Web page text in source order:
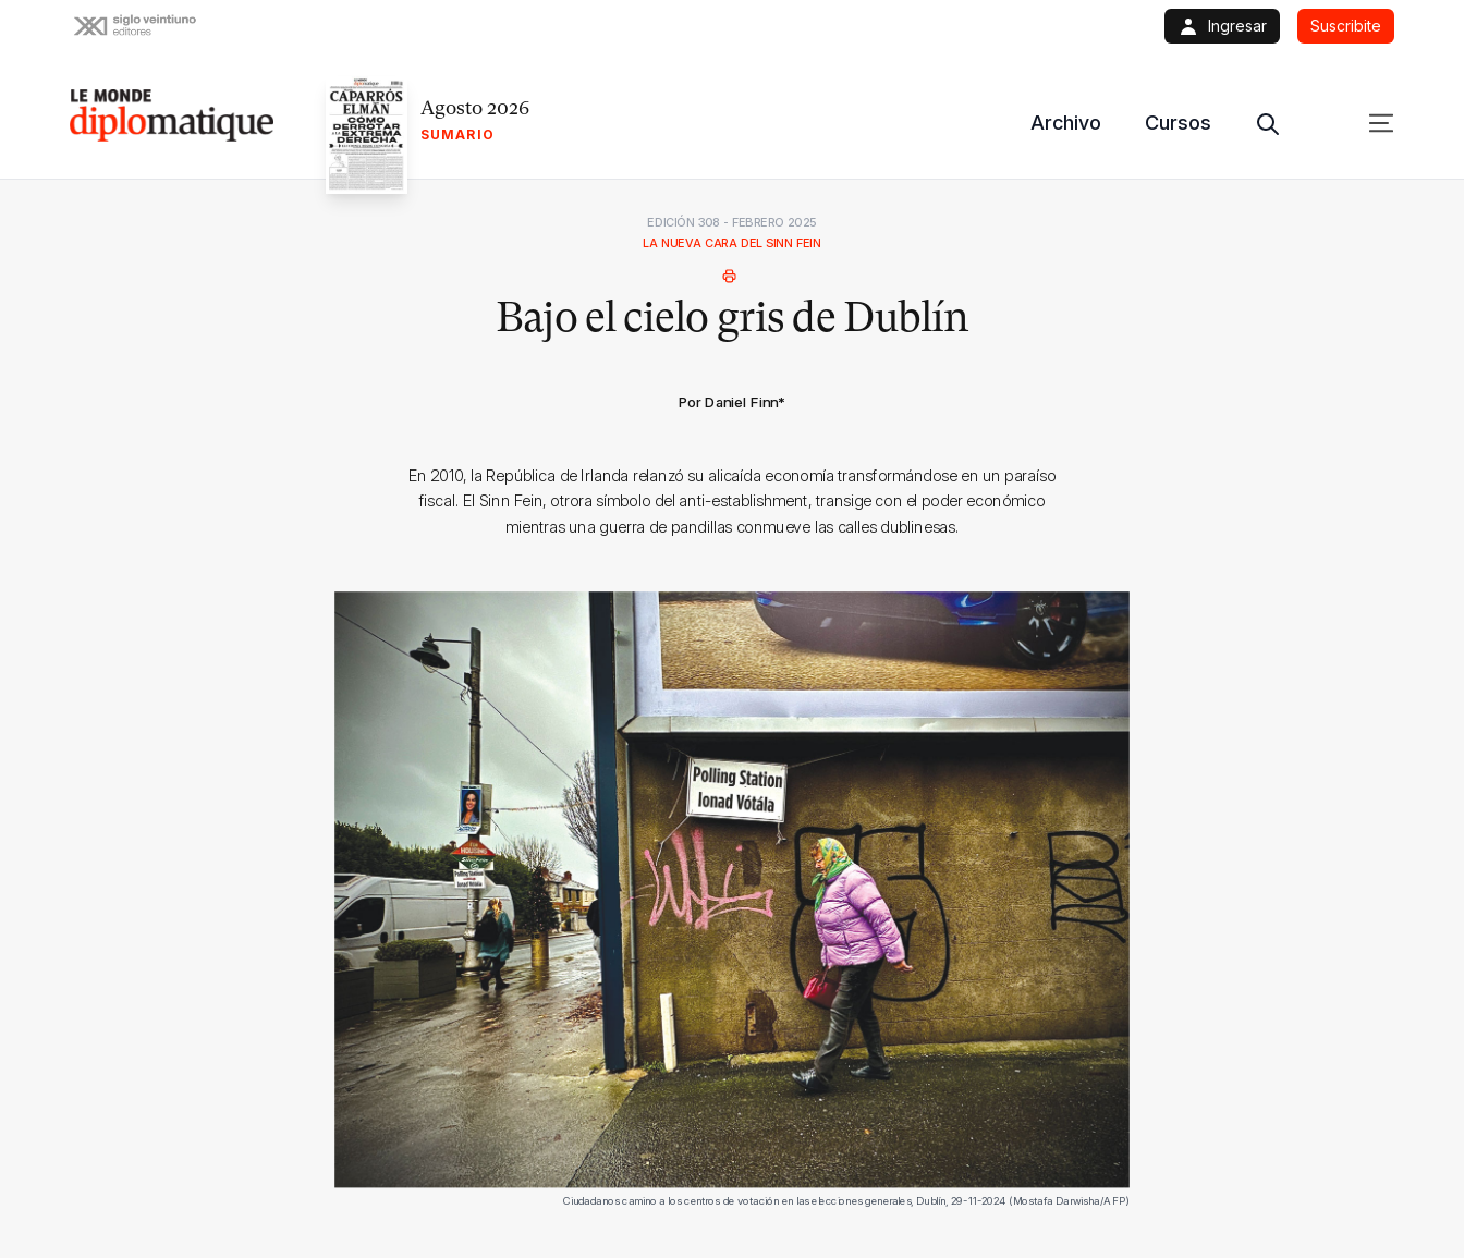
Ingresar Suscribite
Le monde diplomatique Agosto 2026
SUMARIO
Archivo Cursos
EDICIÓN 308 - FEBRERO 2025
LA NUEVA CARA DEL SINN FEIN
Bajo el cielo gris de Dublín
Por Daniel Finn*
En 2010, la República de Irlanda relanzó su alicaída economía transformándose en un paraíso
fiscal. El Sinn Fein, otrora símbolo del anti-establishment, transige con el poder económico
mientras una guerra de pandillas conmueve las calles dublinesas.
Ciudadanos camino a los centros de votación en las elecciones generales, Dublín, 29-11-2024 (Mostafa Darwisha/AFP)